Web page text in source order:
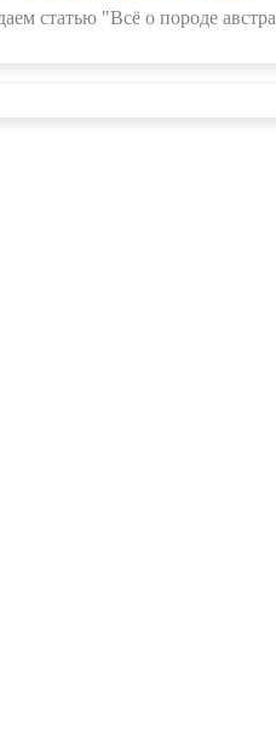
статью "Всё о породе